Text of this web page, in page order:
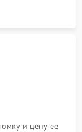
и цену ее